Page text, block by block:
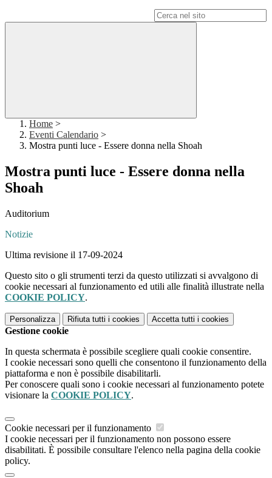
Home >
Eventi Calendario >
Mostra punti luce - Essere donna nella Shoah
Mostra punti luce - Essere donna nella
Shoah
Auditorium
Notizie
Ultima revisione il 17-09-2024
Questo sito o gli strumenti terzi da questo utilizzati si avvalgono di
cookie necessari al funzionamento ed utili alle finalità illustrate nella
COOKIE POLICY.
Personalizza Rifiuta tutti i cookies Accetta tutti i cookies
Gestione cookie
In questa schermata è possibile scegliere quali cookie consentire.
I cookie necessari sono quelli che consentono il funzionamento della
piattaforma e non è possibile disabilitarli.
Per conoscere quali sono i cookie necessari al funzionamento potete
visionare la COOKIE POLICY.
Cookie necessari per il funzionamento
I cookie necessari per il funzionamento non possono essere
disabilitati. È possibile consultare l'elenco nella pagina della cookie
policy.